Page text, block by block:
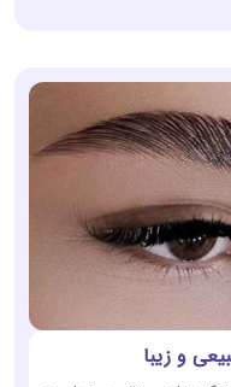
و زیبا